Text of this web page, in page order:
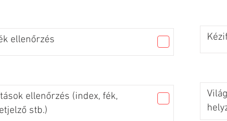
ellenőrzés
ellenőrzés (index, fék,
stb.)